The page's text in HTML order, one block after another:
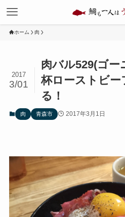
ホーム 肉
肉バル529(ゴー
杯ローストビー
る！
2017
3/01
肉 青森市 2017年3月1日